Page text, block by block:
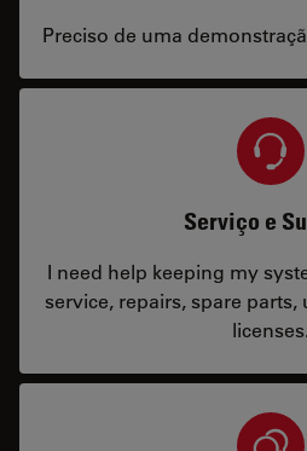
Preciso de uma
Serviço e
I need help keeping my
service, repairs, spare
licenses.